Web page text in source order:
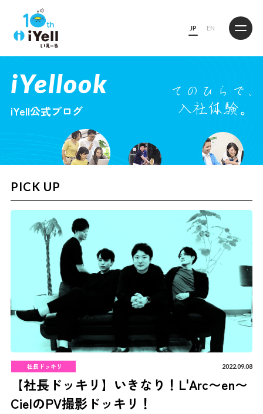
JP EN
iYellook
iYell公式ブログ
PICK UP
社長ドッキリ 2022.09.08
【社長ドッキリ】いきなり！L'Arc〜en〜
CielのPV撮影ドッキリ！